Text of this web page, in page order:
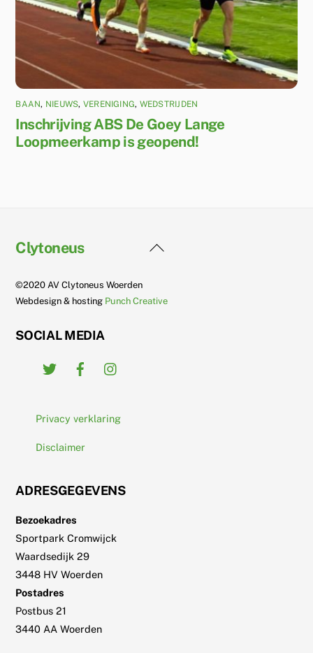
BAAN, NIEUWS, VERENIGING, WEDSTRIJDEN
Inschrijving ABS De Goey Lange
Loopmeerkamp is geopend!
Back
Clytoneus
©2020 AV Clytoneus Woerden
Webdesign & hosting Punch Creative
SOCIAL MEDIA
Twitter
Privacy verklaring
Disclaimer
ADRESGEGEVENS
Bezoekadres
Sportpark Cromwijck
Waardsedijk 29
3448 HV Woerden
Postadres
Postbus 21
3440 AA Woerden